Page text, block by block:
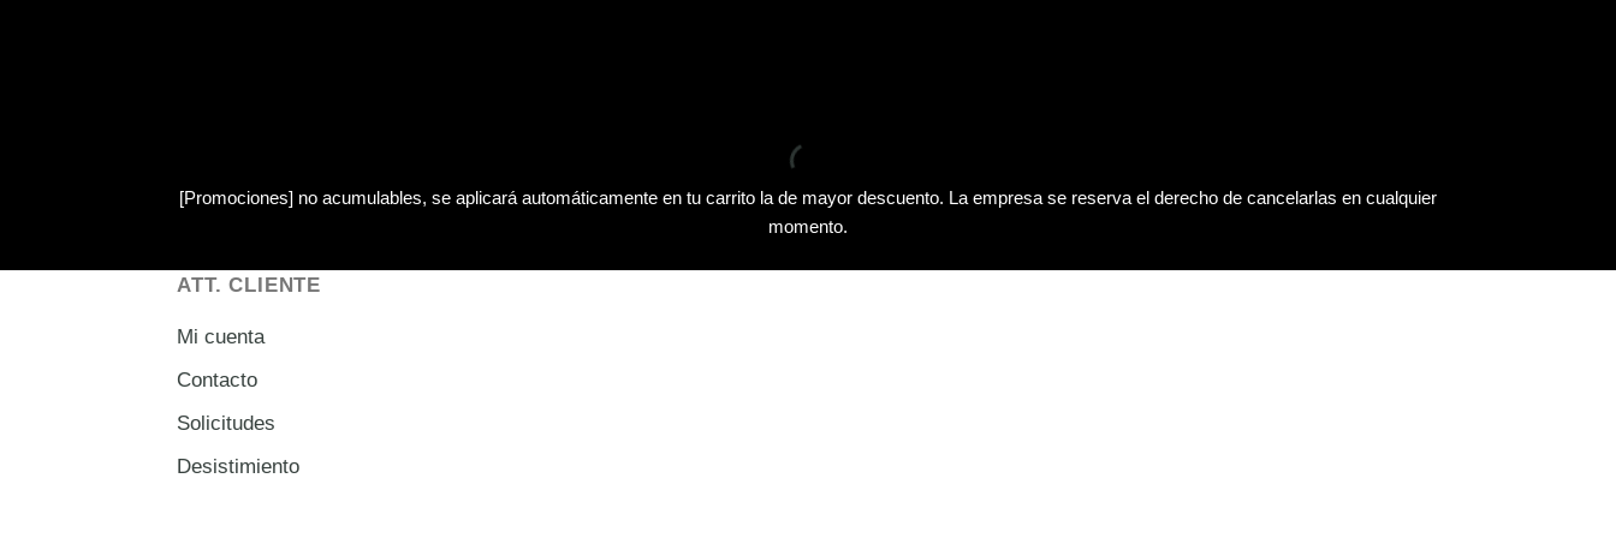
[Promociones] no acumulables, se aplicará automáticamente en tu carrito la de mayor descuento. La empresa se reserva el derecho de cancelarlas en cualquier
momento.
ATT. CLIENTE
Mi cuenta
Contacto
Solicitudes
Desistimiento